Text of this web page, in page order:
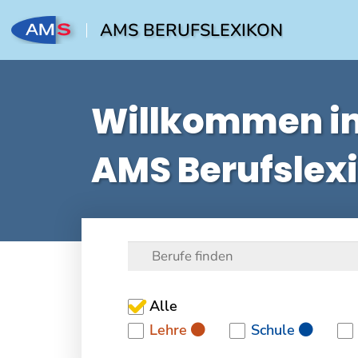
AMS BERUFSLEXIKON
Willkommen
AMS
Alle
Lehre
Schule